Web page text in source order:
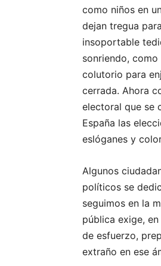
como niños en
dejan tregua
insoportable
sonriendo,
colutorio para
cerrada. Ahora
electoral que se
España las
eslóganes y
Algunos
políticos se
seguimos en la
pública exige,
de esfuerzo,
extraño en ese